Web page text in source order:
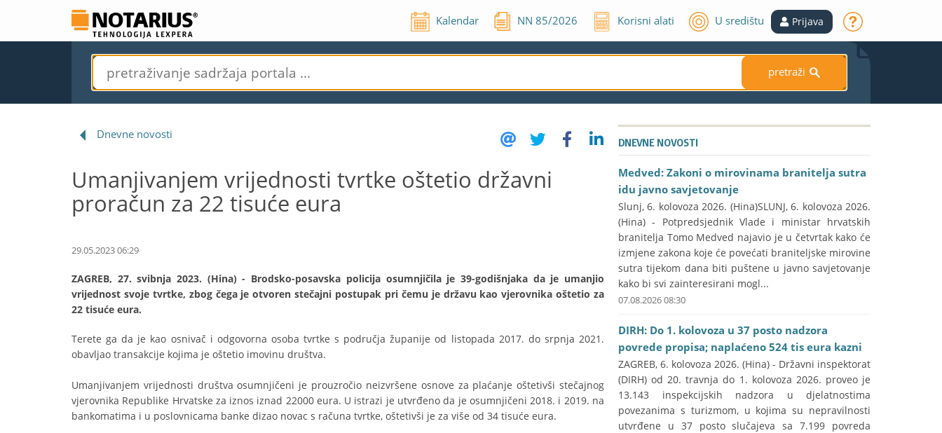
Kalendar NN85/2026 Korisni alati U središtu Prijava
pretraži S
Dnevne novosti
Umanjivanjem vrijednosti tvrtke oštetio državni
proračun za 22 tisuće eura
29.05.2023 06:29
ZAGREB, 27. svibnja 2023. (Hina) - Brodsko-posavska policija osumnjičila je 39-godišnjaka da je umanjio
vrijednost svoje tvrtke, zbog čega je otvoren stečajni postupak pri čemu je državu kao vjerovnika oštetio za
22 tisuće eura.
Terete ga da je kao osnivač i odgovorna osoba tvrtke s područja županije od listopada 2017. do srpnja 2021.
obavljao transakcije kojima je oštetio imovinu društva.
Umanjivanjem vrijednosti društva osumnjičeni je prouzročio neizvršene osnove za plaćanje oštetivši stečajnog
vjerovnika Republike Hrvatske za iznos iznad 22000 eura. U istrazi je utvrđeno da je osumnjičeni 2018. i 2019. na
bankomatima i u poslovnicama banke dizao novac s računa tvrtke, oštetivši je za više od 34 tisuće eura.
DNEVNE NOVOSTI
Medved: Zakoni o mirovinama branitelja sutra
idu javno savjetovanje
Slunj, 6. kolovoza 2026. (Hina)SLUNJ, 6. kolovoza 2026.
(Hina) - Potpredsjednik Vlade i ministar hrvatskih
branitelja Tomo Medved najavio je u četvrtak kako će
izmjene zakona koje će povećati braniteljske mirovine
sutra tijekom dana biti puštene u javno savjetovanje
kako bi svi zainteresirani mogl...
07.08.2026 08:30
DIRH: Do 1. kolovoza u 37 posto nadzora
povrede propisa; naplaćeno 524 tis eura kazni
ZAGREB, 6. kolovoza 2026. (Hina) - Državni inspektorat
(DIRH) od 20. travnja do 1. kolovoza 2026. proveo je
13.143 inspekcijskih nadzora u djelatnostima
povezanima s turizmom, u kojima su nepravilnosti
utvrđene u 37 posto slučajeva sa 7.199 povreda